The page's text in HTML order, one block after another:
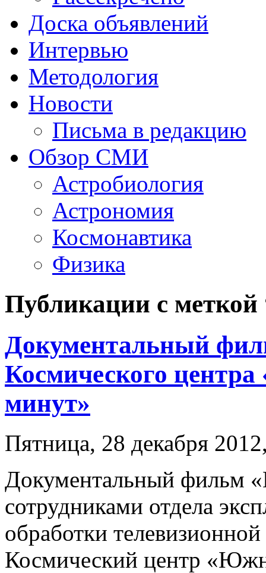
Доска объявлений
Интервью
Методология
Новости
Письма в редакцию
Обзор СМИ
Астробиология
Астрономия
Космонавтика
Физика
Публикации с меткой
Документальный
Космического
минут»
Пятница, 28 декабря
Документальный фильм
сотрудниками отдела
обработки
Космический центр